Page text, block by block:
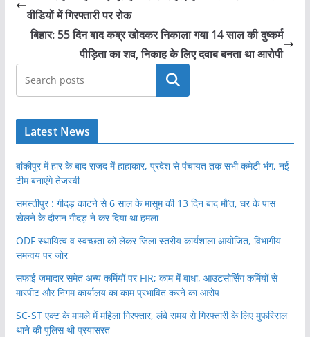
वीडियों में गिरफ्तारी पर रोक
बिहार: 55 दिन बाद कब्र खोदकर निकाला गया 14 साल की दुष्कर्म
पीड़िता का शव, निकाह के लिए दवाब बनता था आरोपी
खोजें
Latest News
बांकीपुर में हार के बाद राजद में हाहाकार, प्रदेश से पंचायत तक सभी कमेटी भंग, नई
टीम बनाएंगे तेजस्वी
समस्तीपुर : गीदड़ काटने से 6 साल के मासूम की 13 दिन बाद मौ’त, घर के पास
खेलने के दौरान गीदड़ ने कर दिया था हमला
ODF स्थायित्व व स्वच्छता को लेकर जिला स्तरीय कार्यशाला आयोजित, विभागीय
समन्वय पर जोर
सफाई जमादार समेत अन्य कर्मियों पर FIR; काम में बाधा, आउटसोर्सिंग कर्मियों से
मारपीट और निगम कार्यालय का काम प्रभावित करने का आरोप
SC-ST एक्ट के मामले में महिला गिरफ्तार, लंबे समय से गिरफ्तारी के लिए मुफस्सिल
थाने की पुलिस थी प्रयासरत